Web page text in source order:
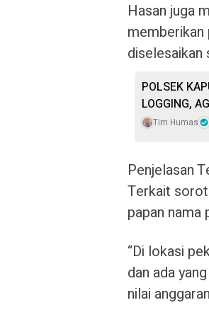
Hasan juga
memberikan
diselesaikan
POLSEK
LOGGING,
Tim Humas
Penjelasan
Terkait
papan nama
“Di lokasi
dan ada
nilai